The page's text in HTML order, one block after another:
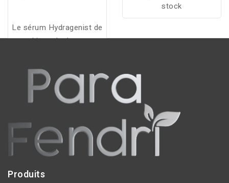
Le sérum Hydragenist de
Lierac hydrate
peau et ravive l’éclat du
teint grâce à sa formule
enrichie en acide
hyaluronique et ferment
stock
Produits